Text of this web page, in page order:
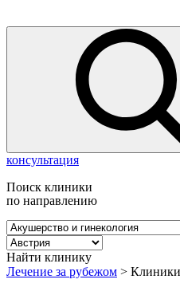
консультация
Поиск клиники
по направлению
Найти клинику
Лечение за рубежом >